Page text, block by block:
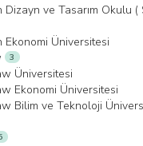
Dizayn ve Tasarım Okulu
Ekonomi Üniversitesi
3
Üniversitesi
Ekonomi Üniversitesi
Bilim ve Teknoloji